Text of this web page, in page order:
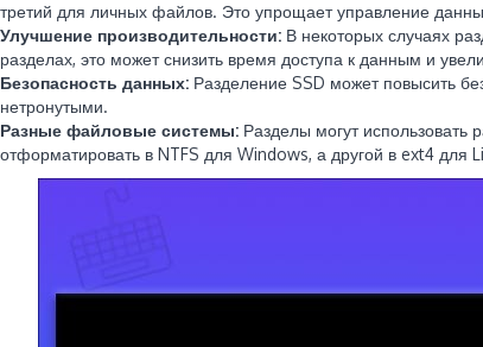
третий для личных файлов. Это упрощает управление
Улучшение производительности: В некоторых случаях
разделах, это может снизить время доступа к данным и
Безопасность данных: Разделение SSD может повысить
нетронутыми.
Разные файловые системы: Разделы могут
отформатировать в NTFS для Windows, а другой в ext4 для